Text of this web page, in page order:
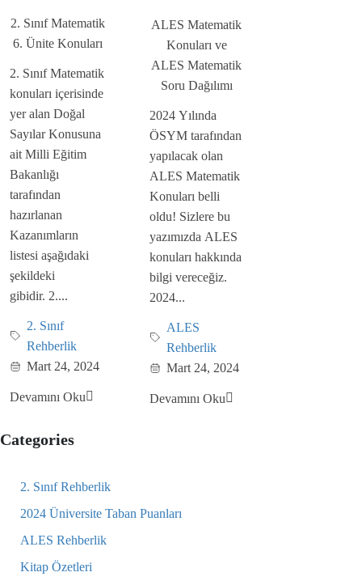
2. Sınıf Matematik
6. Ünite Konuları
2. Sınıf Matematik
konuları içerisinde
yer alan Doğal
Sayılar Konusuna
ait Milli Eğitim
Bakanlığı
tarafından
hazırlanan
Kazanımların
listesi aşağıdaki
şekildeki
gibidir. 2....
2. Sınıf
Rehberlik
Mart 24, 2024
Devamını Oku
ALES Matematik
Konuları ve
ALES Matematik
Soru Dağılımı
2024 Yılında
ÖSYM tarafından
yapılacak olan
ALES Matematik
Konuları belli
oldu! Sizlere bu
yazımızda ALES
konuları hakkında
bilgi vereceğiz.
2024...
ALES
Rehberlik
Mart 24, 2024
Devamını Oku
Categories
2. Sınıf Rehberlik
2024 Üniversite Taban Puanları
ALES Rehberlik
Kitap Özetleri